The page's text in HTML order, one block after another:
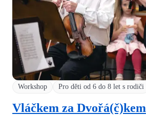
Workshop Pro děti od 6 do 8 let s rodiči
Vláčkem za Dvořá(č)kem